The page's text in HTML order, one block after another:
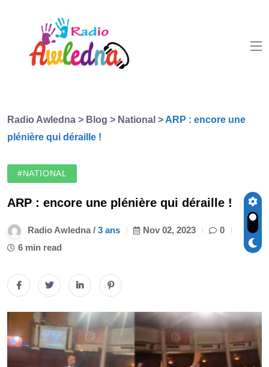
Radio Awledna > Blog > National > ARP : encore une
plénière qui déraille !
#NATIONAL
ARP : encore une plénière qui déraille !
Radio Awledna / 3 ans Nov 02, 2023
0
6 min read